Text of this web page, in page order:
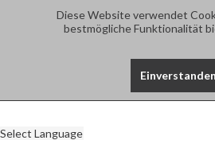
Diese Website verwendet
bestmögliche Funktionalität
Einverstanden
Select Language